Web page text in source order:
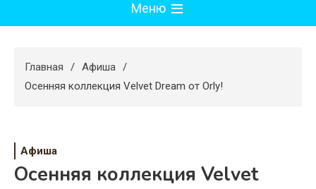
Меню
Худеем
Свадьба
Главная
Афиша
Осенняя коллекция Velvet Dream от Orly!
Афиша
Осенняя коллекция Velvet